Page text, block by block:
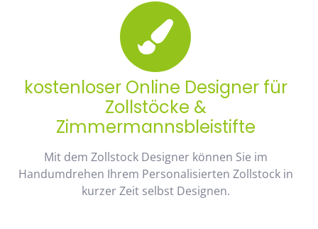
kostenloser Online Designer für
Zollstöcke &
Zimmermannsbleistifte
Mit dem Zollstock Designer können Sie im
Handumdrehen Ihrem Personalisierten Zollstock in
kurzer Zeit selbst Designen.